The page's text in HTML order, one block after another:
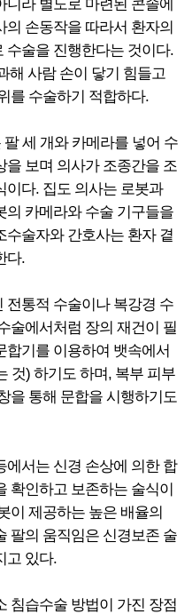
라 별도로 마련된 콘솔에
손동작을 따라서 환자의
수술을 진행한다는 것이다.
해 사람 손이 닿기 힘들고
를 수술하기 적합하다.
세 개와 카메라를 넣어 수
을 보며 의사가 조종간을 조
이다. 집도 의사는 로봇과
의 카메라와 수술 기구들을
수술자와 간호사는 환자 곁
다.
전통적 수술이나 복강경 수
술에서처럼 장의 재건이 필
합기를 이용하여 뱃속에서
것) 하기도 하며, 복부 피부
을 통해 문합을 시행하기도
에서는 신경 손상에 의한 합
확인하고 보존하는 술식이
이 제공하는 높은 배율의
팔의 움직임은 신경보존 술
고 있다.
침습수술 방법이 가진 장점